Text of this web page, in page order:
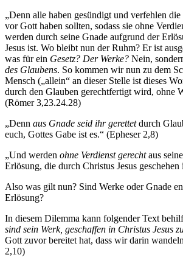
„Denn alle haben gesündigt und verfehlen
vor Gott haben sollten, sodass sie ohne
werden durch seine Gnade aufgrund der
Jesus ist. Wo bleibt nun der Ruhm? Er ist
was für ein Gesetz? Der Werke? Nein,
des Glaubens. So kommen wir nun zu dem
Mensch („allein“ an dieser Stelle ist dieses
durch den Glauben gerechtfertigt wird, ohne
(Römer 3,23.24.28)
„Denn aus Gnade seid ihr gerettetdurch
euch, Gottes Gabe ist es.“ (Epheser 2,8)
„Und werden ohne Verdienst gerechtaus
Erlösung, die durch Christus Jesus
Also was gilt nun? Sind Werke oder Gnade
Erlösung?
In diesem Dilemma kann folgender Text
sind sein Werk, geschaffen in Christus Jesus
Gott zuvor bereitet hat, dass wir darin
2,10)